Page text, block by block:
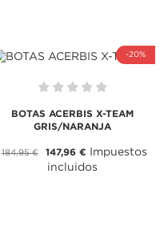
-20%
BOTAS ACERBIS X-TEAM
GRIS/NARANJA
184,95 € 147,96 € Impuestos
incluidos